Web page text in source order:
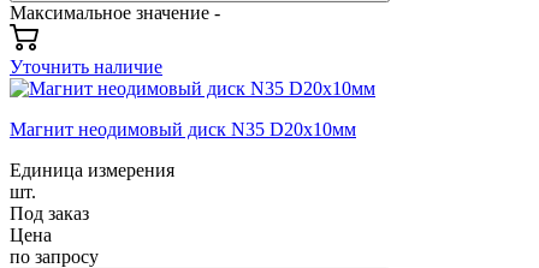
Максимальное значение -
Уточнить наличие
Магнит неодимовый диск N35 D20х10мм
Единица измерения
шт.
Под заказ
Цена
по запросу